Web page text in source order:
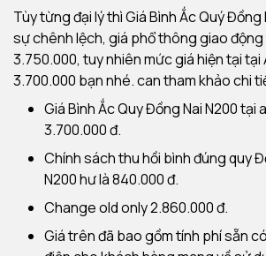
Tùy từng đại lý thì Giá Bình Ắc Quý Đồng
sự chênh lệch, giá phổ thông giao
3.750.000, tuy nhiên mức giá hiện tại tại
3.700.000 bạn nhé. can tham khảo chi
Giá Bình Ắc Quy Đồng Nai N200 tại
3.700.000 đ.
Chính sách thu hồi bình đúng quy
N200 hư là 840.000 đ.
Change old only 2.860.000 đ.
Giá trên đã bao gồm tính phí sẵn